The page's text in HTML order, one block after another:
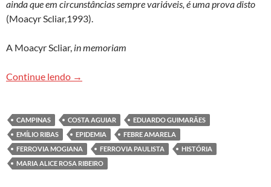
ainda que em circunstâncias sempre variáveis, é uma prova disto
(Moacyr Scliar,1993).
A Moacyr Scliar, in memoriam
Continue lendo Febre amarela…uma das histórias sem fim
→
CAMPINAS COSTA AGUIAR
EDUARDO GUIMARÃES
EMÍLIO RIBAS
EPIDEMIA
FEBRE AMARELA
FERROVIA MOGIANA
FERROVIA PAULISTA
HISTÓRIA
MARIA ALICE ROSA RIBEIRO